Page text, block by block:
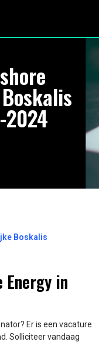
Boskalis
in
Er is een vacature
Solliciteer vandaag